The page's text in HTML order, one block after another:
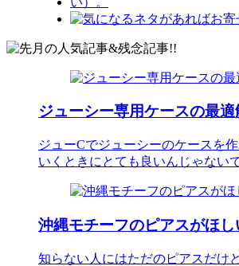
ジューシー専用ケースの最適
ジューCでジューシーのケースを
いくときにとても良いんじゃない
沖縄モチーフのピアスがほし
知らない人にはただのピアスだけ